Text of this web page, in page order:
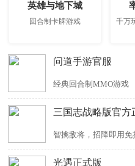
英雄与地下城
回合制卡牌游戏
千万
问道手游官服
经典回合制MMO游戏
三国志战略版官方
智擒敌将，招降即用免
光遇正式版